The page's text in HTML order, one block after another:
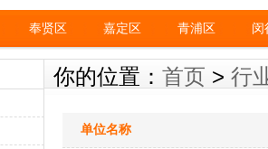
奉贤区 嘉定区 青浦区 闵
你的位置： 首页 > 行
单位名称